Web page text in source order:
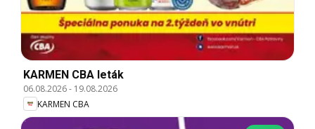
KARMEN CBA leták
06.08.2026- 19.08.2026
KARMEN CBA